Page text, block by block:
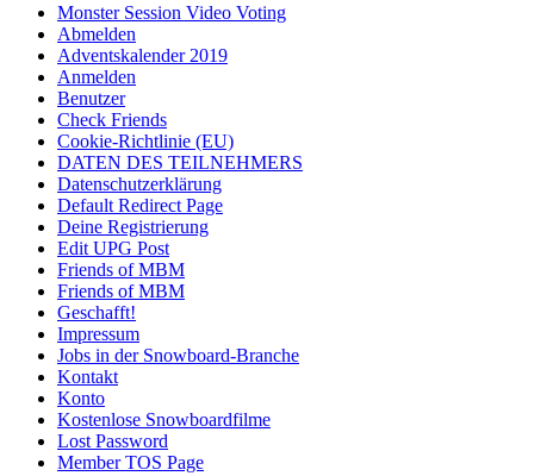
Monster Session Video Voting
Abmelden
Adventskalender 2019
Anmelden
Benutzer
Check Friends
Cookie-Richtlinie (EU)
DATEN DES TEILNEHMERS
Datenschutzerklärung
Default Redirect Page
Deine Registrierung
Edit UPG Post
Friends of MBM
Friends of MBM
Geschafft!
Impressum
Jobs in der Snowboard-Branche
Kontakt
Konto
Kostenlose Snowboardfilme
Lost Password
Member TOS Page